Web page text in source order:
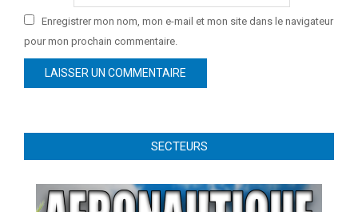
Enregistrer mon nom, mon e-mail et mon site dans le navigateur
pour mon prochain commentaire.
SECTEURS